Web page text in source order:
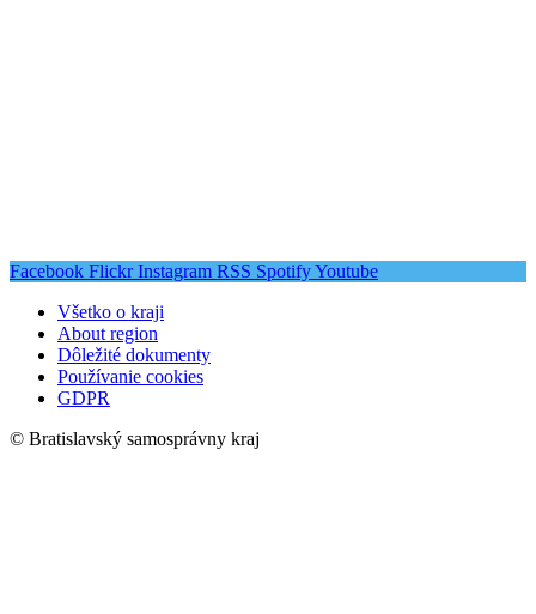
Facebook Flickr Instagram RSS SpotifyYoutube
Všetko o kraji
About region
Dôležité dokumenty
Používanie cookies
GDPR
© Bratislavský samosprávny kraj